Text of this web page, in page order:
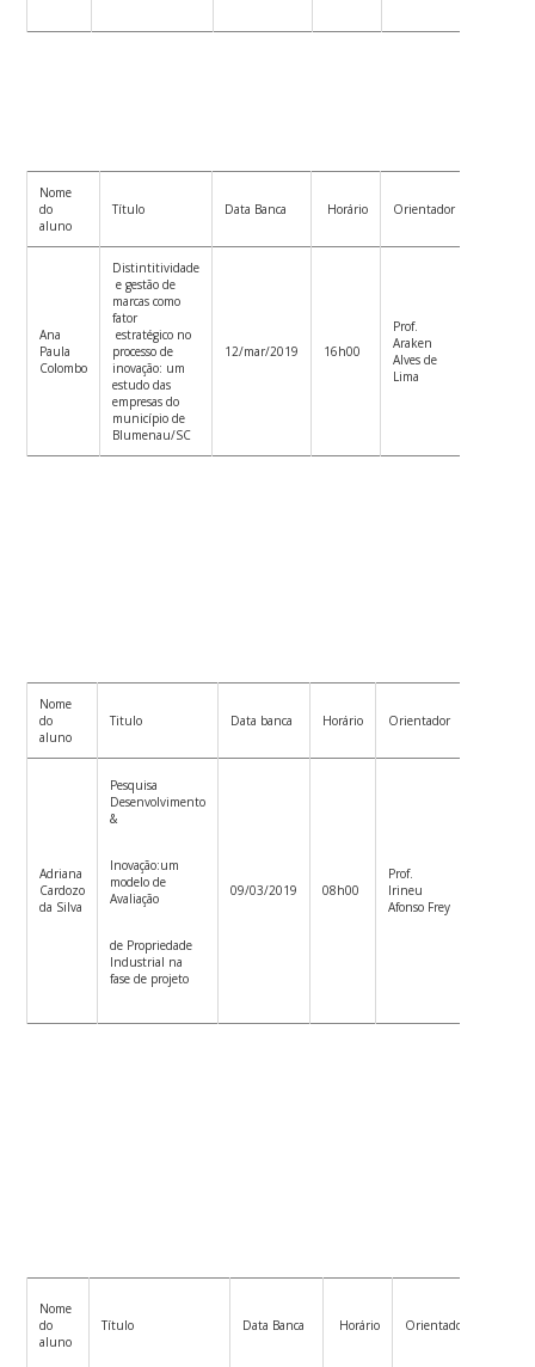
Nome
do
aluno
Título Data Banca Horário Orientador
Ana
Paula
Colombo
Distintitividade
e gestão de
marcas como
fator
estratégico no
processo de
inovação: um
estudo das
empresas do
município de
Blumenau/SC
12/mar/2019 16h00
Prof.
Araken
Alves de
Lima
Nome
do
aluno
Titulo Data banca Horário Orientador
Adriana
Cardozo
da Silva
Pesquisa
Desenvolvimento
&
Inovação:um
modelo de
Avaliação
de Propriedade
Industrial na
fase de projeto
09/03/2019 08h00
Prof.
Irineu
Afonso Frey
Nome
do
aluno
Título Data Banca Horário Orientador